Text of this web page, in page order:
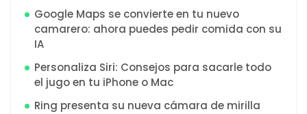
Google Maps se convierte en tu nuevo
camarero: ahora puedes pedir comida con su
IA
Personaliza Siri: Consejos para sacarle todo
el jugo en tu iPhone o Mac
Ring presenta su nueva cámara de mirilla